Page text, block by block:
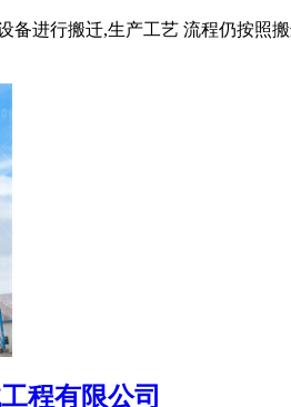
备进行搬迁,生产工艺 流程仍按
程有限公司